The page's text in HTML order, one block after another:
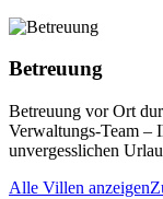
Betreuung
Betreuung vor Ort
Verwaltungs-Team –
unvergesslichen
Alle Villen anzeigen